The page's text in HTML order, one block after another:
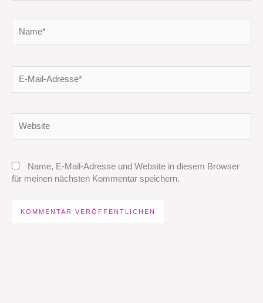
Mail-
Name, E-Mail-Adresse und Website in diesem Browser
für meinen nächsten Kommentar speichern.